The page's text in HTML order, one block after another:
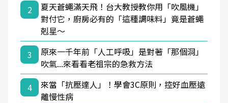
2
夏天蒼蠅滿天飛！台大教授教你用「吹風機」
對付它，廚房必有的「這種調味料」竟是蒼蠅
剋星～
3
原來一千年前「人工呼吸」是對著「那個洞」
吹氣...來看看老祖宗的急救方法
4
來當「抗壓達人」！學會3C原則，控好血壓遠
離慢性病